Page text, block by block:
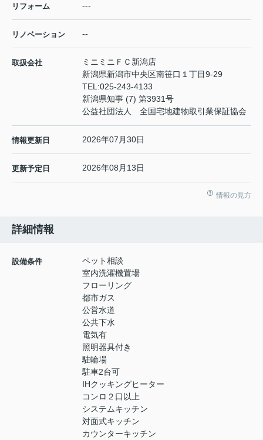
リフォーム ---
リノベーション --
取扱会社
ミニミニＦＣ新潟店
新潟県新潟市中央区南笹口１丁目9-29
TEL:025-243-4133
新潟県知事 (7) 第3931号
公益社団法人 全国宅地建物取引業保証協会
情報更新日 2026年07月30日
更新予定日 2026年08月13日
情報の見方
詳細情報
設備条件
ペット相談
室内洗濯機置場
フローリング
都市ガス
公営水道
公共下水
電気有
照明器具付き
駐輪場
駐車2台可
IHクッキングヒーター
コンロ２口以上
システムキッチン
対面式キッチン
カウンターキッチン